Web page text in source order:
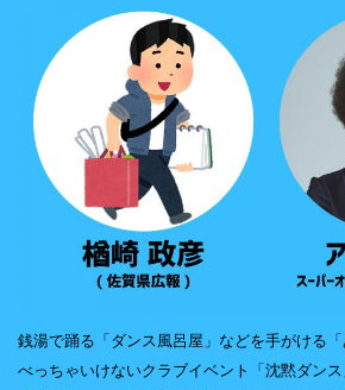
銭湯で踊る「ダンス風呂屋」などを手がける
べっちゃいけないクラブイベント「沈黙ダン